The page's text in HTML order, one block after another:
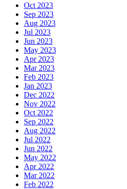
Oct 2023
Sep 2023
Aug 2023
Jul 2023
Jun 2023
May 2023
Apr 2023
Mar 2023
Feb 2023
Jan 2023
Dec 2022
Nov 2022
Oct 2022
Sep 2022
Aug 2022
Jul 2022
Jun 2022
May 2022
Apr 2022
Mar 2022
Feb 2022